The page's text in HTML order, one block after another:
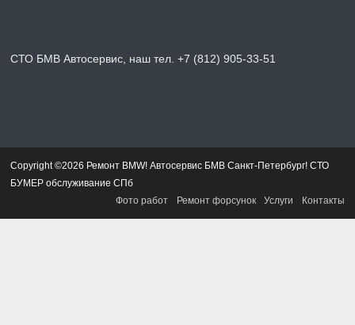
СТО БМВ Автосервис, наш тел. +7 (812) 905-33-51
Copyright ©2026 Ремонт BMW! Автосервис БМВ Санкт-Петербург! СТО
БУМЕР обслуживание СПб
Фото работ
Ремонт форсунок Услуги Контакты